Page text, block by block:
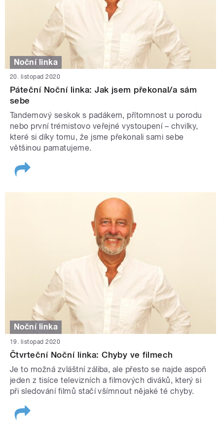
Noční linka
20. listopad 2020
Páteční Noční linka: Jak jsem překonal/a sám
sebe
Tandemový seskok s padákem, přítomnost u porodu
nebo první trémistovo veřejné vystoupení – chvilky,
které si díky tomu, že jsme překonali sami sebe
většinou pamatujeme.
Noční linka
19. listopad 2020
Čtvrteční Noční linka: Chyby ve filmech
Je to možná zvláštní záliba, ale přesto se najde aspoň
jeden z tisíce televizních a filmových diváků, který si
při sledování filmů stačí všímnout nějaké té chyby.